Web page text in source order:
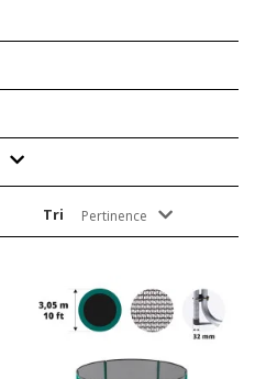
Tri Pertinence